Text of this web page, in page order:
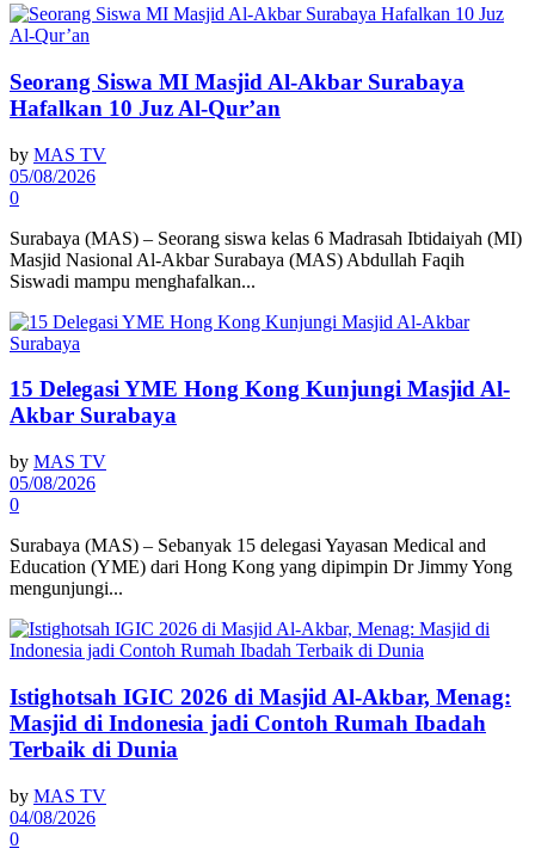
Seorang Siswa MI Masjid Al-Akbar Surabaya
Hafalkan 10 Juz Al-Qur’an
by MAS TV
05/08/2026
0
Surabaya (MAS) – Seorang siswa kelas 6 Madrasah Ibtidaiyah (MI)
Masjid Nasional Al-Akbar Surabaya (MAS) Abdullah Faqih
Siswadi mampu menghafalkan...
15 Delegasi YME Hong Kong Kunjungi Masjid Al-
Akbar Surabaya
by MAS TV
05/08/2026
0
Surabaya (MAS) – Sebanyak 15 delegasi Yayasan Medical and
Education (YME) dari Hong Kong yang dipimpin Dr Jimmy Yong
mengunjungi...
Istighotsah IGIC 2026 di Masjid Al-Akbar, Menag:
Masjid di Indonesia jadi Contoh Rumah Ibadah
Terbaik di Dunia
by MAS TV
04/08/2026
0